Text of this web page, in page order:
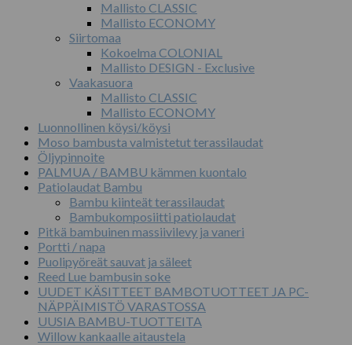
Mallisto CLASSIC
Mallisto ECONOMY
Siirtomaa
Kokoelma COLONIAL
Mallisto DESIGN - Exclusive
Vaakasuora
Mallisto CLASSIC
Mallisto ECONOMY
Luonnollinen köysi/köysi
Moso bambusta valmistetut terassilaudat
Öljypinnoite
PALMUA / BAMBU kämmen kuontalo
Patiolaudat Bambu
Bambu kiinteät terassilaudat
Bambukomposiitti patiolaudat
Pitkä bambuinen massiivilevy ja vaneri
Portti / napa
Puolipyöreät sauvat ja säleet
Reed Lue bambusin soke
UUDET KÄSITTEET BAMBOTUOTTEET JA PC-
NÄPPÄIMISTÖ VARASTOSSA
UUSIA BAMBU-TUOTTEITA
Willow kankaalle aitaustela